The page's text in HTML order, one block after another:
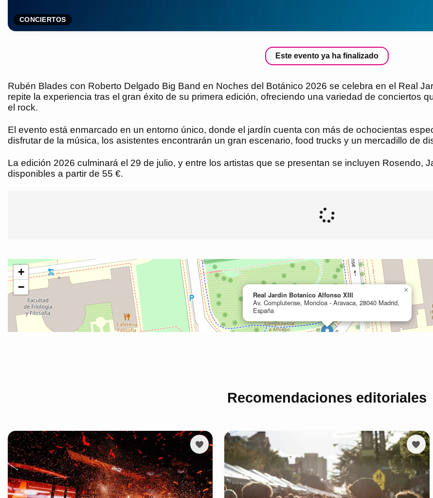
CONCIERTOS
Este evento ya ha finalizado
Rubén Blades con Roberto Delgado Big Band en Noches del Botánico 2026 se celebra en el Real
repite la experiencia tras el gran éxito de su primera edición, ofreciendo una variedad de conciertos
el rock.
El evento está enmarcado en un entorno único, donde el jardín cuenta con más de ochocientas
disfrutar de la música, los asistentes encontrarán un gran escenario, food trucks y un mercadillo de
La edición 2026 culminará el 29 de julio, y entre los artistas que se presentan se incluyen Rosendo,
disponibles a partir de 55 €.
Recomendaciones editoriales